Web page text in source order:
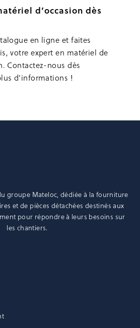
d’occasion dès
en ligne et faites
votre expert en matériel de
Contactez-nous dès
d’informations !
groupe Mateloc, dédiée à la fourniture
et de pièces détachées destinés aux
pour répondre à leurs besoins sur
les chantiers.